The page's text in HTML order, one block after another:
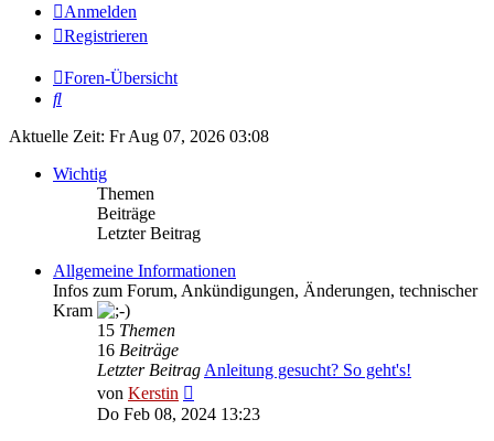
Anmelden
Registrieren
Foren-Übersicht
Suche
Aktuelle Zeit: Fr Aug 07, 2026 03:08
Wichtig
Themen
Beiträge
Letzter Beitrag
Allgemeine Informationen
Infos zum Forum, Ankündigungen, Änderungen, technischer
Kram
15 Themen
16 Beiträge
Letzter BeitragAnleitung gesucht? So geht's!
von Kerstin
Beitrag
Do Feb 08, 2024 13:23